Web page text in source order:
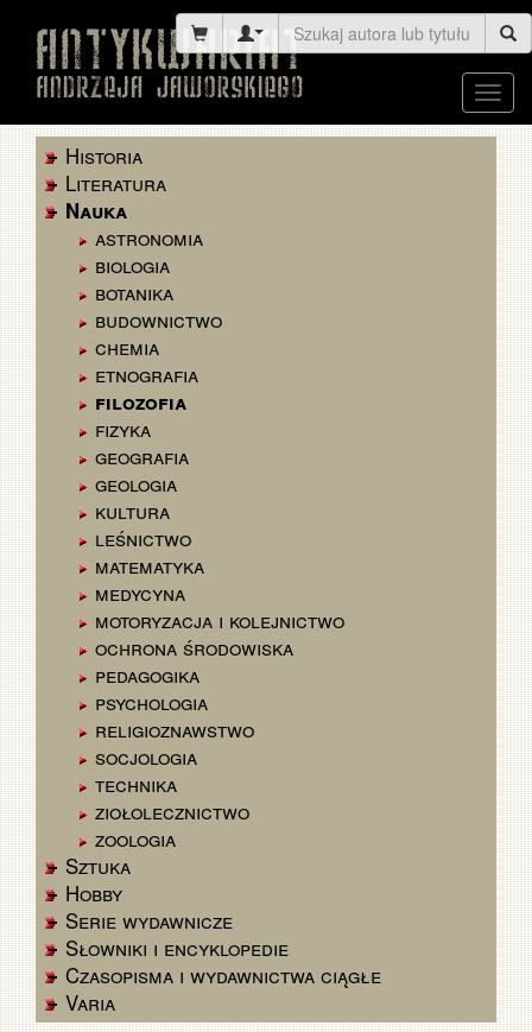
Historia
Literatura
Nauka
astronomia
biologia
botanika
budownictwo
chemia
etnografia
filozofia
fizyka
geografia
geologia
kultura
leśnictwo
matematyka
medycyna
motoryzacja i kolejnictwo
ochrona środowiska
pedagogika
psychologia
religioznawstwo
socjologia
technika
ziołolecznictwo
zoologia
Sztuka
Hobby
Serie wydawnicze
Słowniki i encyklopedie
Czasopisma i wydawnictwa ciągłe
Varia